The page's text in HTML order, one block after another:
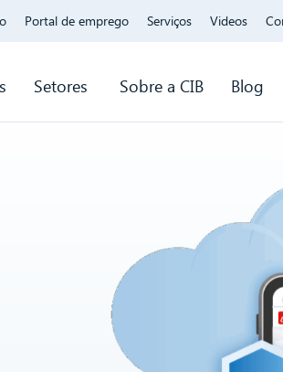
Portal de emprego Serviços Videos
Setores Sobre a CIB Blog